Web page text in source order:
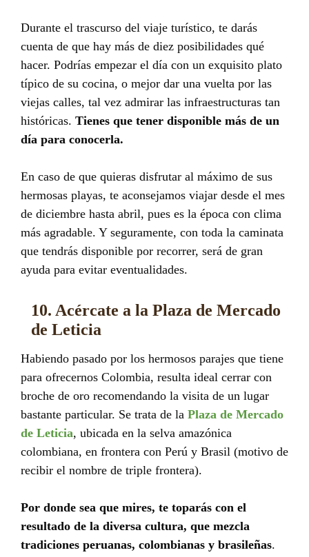
Durante el trascurso del viaje turístico, te darás
cuenta de que hay más de diez posibilidades qué
hacer. Podrías empezar el día con un exquisito plato
típico de su cocina, o mejor dar una vuelta por las
viejas calles, tal vez admirar las infraestructuras tan
históricas. Tienes que tener disponible más de un
día para conocerla.
En caso de que quieras disfrutar al máximo de sus
hermosas playas, te aconsejamos viajar desde el mes
de diciembre hasta abril, pues es la época con clima
más agradable. Y seguramente, con toda la caminata
que tendrás disponible por recorrer, será de gran
ayuda para evitar eventualidades.
10. Acércate a la Plaza de Mercado
de Leticia
Habiendo pasado por los hermosos parajes que tiene
para ofrecernos Colombia, resulta ideal cerrar con
broche de oro recomendando la visita de un lugar
bastante particular. Se trata de la Plaza de Mercado
de Leticia, ubicada en la selva amazónica
colombiana, en frontera con Perú y Brasil (motivo de
recibir el nombre de triple frontera).
Por donde sea que mires, te toparás con el
resultado de la diversa cultura, que mezcla
tradiciones peruanas, colombianas y brasileñas.